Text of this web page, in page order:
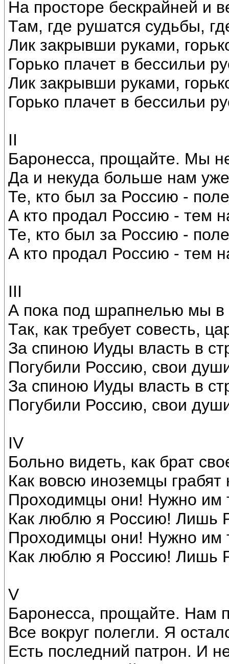
На просторе бескрайней и
Там, где рушатся судьбы,
Лик закрывши руками,
Горько плачет в бессильи
Лик закрывши руками,
Горько плачет в бессильи
II
Баронесса, прощайте. Мы
Да и некуда больше нам уже
Те, кто был за Россию -
А кто продал Россию - тем
Те, кто был за Россию -
А кто продал Россию - тем
III
А пока под шрапнелью мы в
Так, как требует совесть,
За спиною Иуды власть в
Погубили Россию, свои
За спиною Иуды власть в
Погубили Россию, свои
IV
Больно видеть, как брат
Как вовсю иноземцы грабят
Проходимцы они! Нужно им
Как люблю я Россию! Лишь
Проходимцы они! Нужно им
Как люблю я Россию! Лишь
V
Баронесса, прощайте. Нам
Все вокруг полегли. Я
Есть последний патрон. И